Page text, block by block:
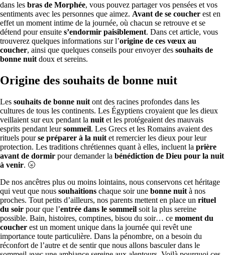
dans les bras de Morphée, vous pouvez partager vos pensées et vos
sentiments avec les personnes que aimez. Avant de se coucher est en
effet un moment intime de la journée, où chacun se retrouve et se
détend pour ensuite s’endormir paisiblement. Dans cet article, vous
trouverez quelques informations sur l’origine de ces vœux au
coucher, ainsi que quelques conseils pour envoyer des souhaits de
bonne nuit doux et sereins.
Origine des souhaits de bonne nuit
Les souhaits de bonne nuit ont des racines profondes dans les
cultures de tous les continents. Les Égyptiens croyaient que les dieux
veillaient sur eux pendant la nuit et les protégeaient des mauvais
esprits pendant leursommeil. Les Grecs et les Romains avaient des
rituels pourse préparer à la nuit et remercier les dieux pour leur
protection. Les traditions chrétiennes quant à elles, incluent la prière
avant de dormir pour demander la bénédiction de Dieu pour la nuit
à venir. 🌝
De nos ancêtres plus ou moins lointains, nous conservons cet héritage
qui veut que nous souhaitions chaque soir une bonne nuit à nos
proches. Tout petits d’ailleurs, nos parents mettent en place un rituel
du soir pour que l’entrée dans le sommeil soit la plus sereine
possible. Bain, histoires, comptines, bisou du soir… ce moment du
coucher est un moment unique dans la journée qui revêt une
importance toute particulière. Dans la pénombre, on a besoin du
réconfort de l’autre et de sentir que nous allons basculer dans le